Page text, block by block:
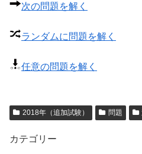
次の問題を解く
ランダムに問題を解く
任意の問題を解く
2018年（追加試験） 問題
カテゴリー